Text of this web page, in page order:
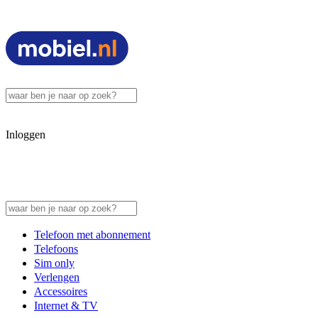
Inloggen
Telefoon met abonnement
Telefoons
Sim only
Verlengen
Accessoires
Internet & TV